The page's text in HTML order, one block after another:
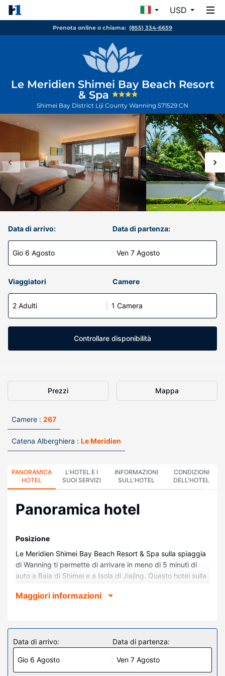
USD
Prenota online o chiama: (855) 334-6659
Le Meridien Shimei Bay Beach Resort
& Spa
Shimei Bay District Liji County Wanning 571529 CN
Data di arrivo:
Gio 6 Agosto
Data di partenza:
Ven 7 Agosto
Viaggiatori Camere
2 Adulti 1 Camera
Controllare disponibilità
Prezzi Mappa
Camere : 267
Catena Alberghiera : Le Meridien
PANORAMICA
HOTEL
L'HOTEL E I
SUOI SERVIZI
INFORMAZIONI
SULL'HOTEL
CONDIZIONI
DELL'HOTEL
Panoramica hotel
Posizione
Le Meridien Shimei Bay Beach Resort & Spa sulla spiaggia
di Wanning ti permette di arrivare in meno di 5 minuti di
auto a Baia di Shimei e a Isola di Jiajing. Questo hotel sulla
Tropicale di Xinglong.
Rilassati in una delle 267 camere con aria condizionata
della struttura, completa di frigorifero e minibar. Grazie ad
un comodo letto con materasso Select Comfort dormirai
sonni tranquilli. Le camere sono dotate di balcone. La
connessione Internet inclusa, wireless e via cavo, e la
Maggiori informazioni
Data di arrivo:
Gio 6 Agosto
Data di partenza:
Ven 7 Agosto